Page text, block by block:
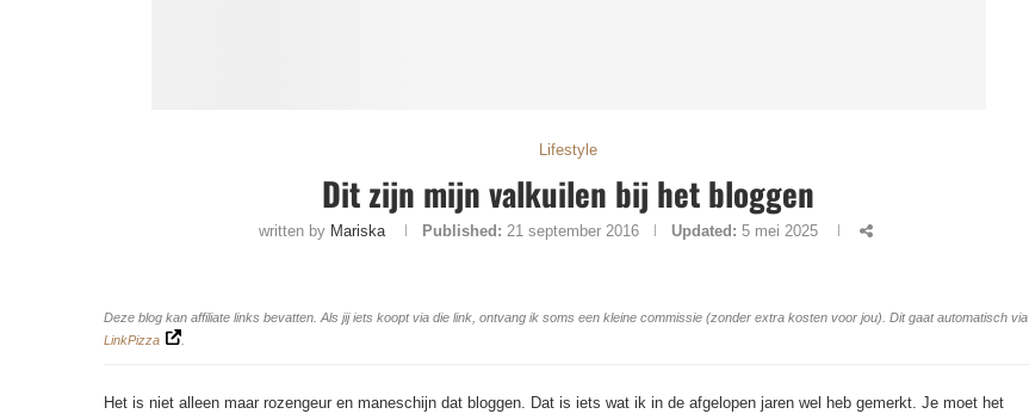
Lifestyle
Dit zijn mijn valkuilen bij het bloggen
written by Mariska Published: 21 september 2016 Updated: 5 mei 2025
Deze blog kan affiliate links bevatten. Als jij iets koopt via die link, ontvang ik soms een kleine commissie (zonder extra kosten voor jou). Dit gaat automatisch via
LinkPizza
Het is niet alleen maar rozengeur en maneschijn dat bloggen. Dat is iets wat ik in de afgelopen jaren wel heb gemerkt. Je moet het